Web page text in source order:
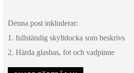
Denna post inkluderar:
1. fullständig skyltdocka som beskrivs
2. Härda glasbas, fot och vadpinne